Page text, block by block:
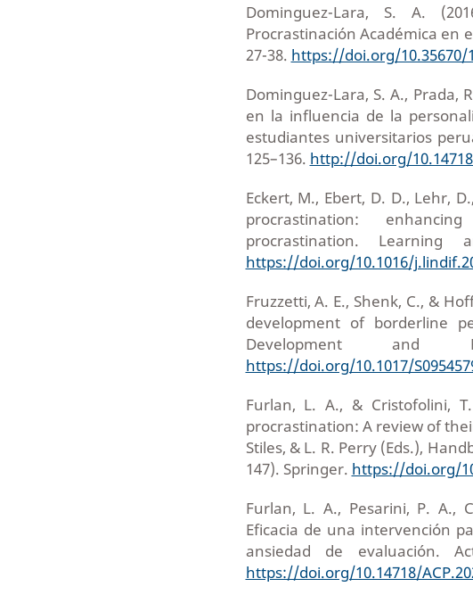
Dominguez-Lara, S. A.
Procrastinación Académica en
27-38. https://doi.org/10.35670/
Dominguez-Lara, S. A., Prada,
en la influencia de la
estudiantes universitarios
125–136. http://doi.org/
Eckert, M., Ebert, D. D., Lehr,
procrastination:
procrastination. Learning
https://doi.org/10.1016/
Fruzzetti, A. E., Shenk, C., &
development of borderline
Development and
https://doi.org/10.1017/
Furlan, L. A., & Cristofolini,
procrastination: A review of
Stiles, & L. R. Perry (Eds.),
147). Springer. https://doi.org/
Furlan, L. A., Pesarini, P. A.,
Eficacia de una intervención
ansiedad de evaluación.
https://doi.org/10.14718/